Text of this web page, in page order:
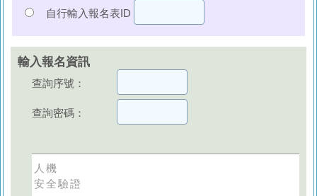
自行輸入報名表ID
輸入報名資訊
查詢序號：
查詢密碼：
人機
安全驗證